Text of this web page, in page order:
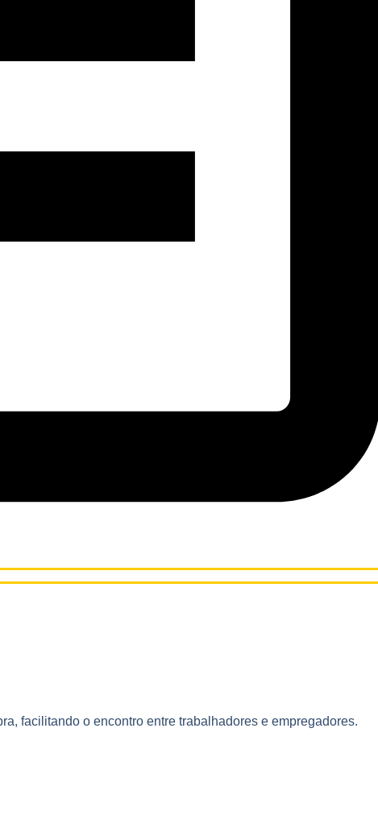
facilitando o encontro entre trabalhadores e empregadores.